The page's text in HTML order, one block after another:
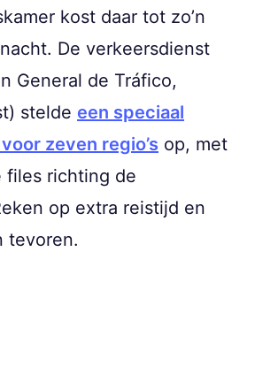
kost daar tot zo’n
De verkeersdienst
General de Tráfico,
stelde een speciaal
zeven regio’s op, met
files richting de
op extra reistijd en
tevoren.